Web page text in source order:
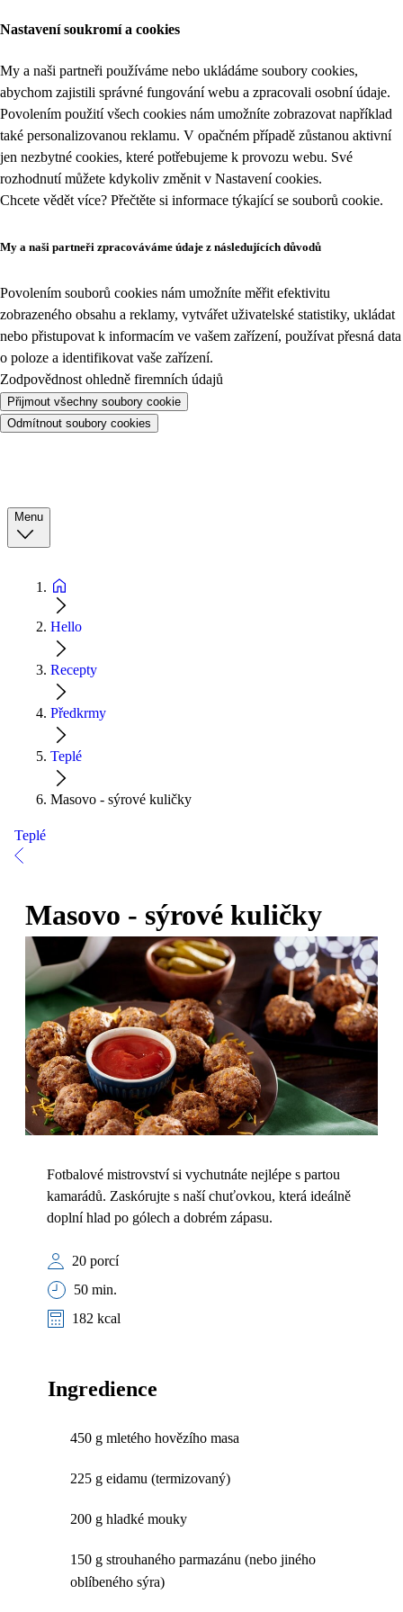
Nastavení soukromí a cookies
My a naši partneři používáme nebo ukládáme soubory cookies,
abychom zajistili správné fungování webu a zpracovali osobní údaje.
Povolením použití všech cookies nám umožníte zobrazovat například
také personalizovanou reklamu. V opačném případě zůstanou aktivní
jen nezbytné cookies, které potřebujeme k provozu webu. Své
rozhodnutí můžete kdykoliv změnit v Nastavení cookies.
Chcete vědět více? Přečtěte si informace týkající se souborů cookie.
My a naši partneři zpracováváme údaje z následujících důvodů
Povolením souborů cookies nám umožníte měřit efektivitu
zobrazeného obsahu a reklamy, vytvářet uživatelské statistiky, ukládat
nebo přistupovat k informacím ve vašem zařízení, používat přesná data
o poloze a identifikovat vaše zařízení.
Zodpovědnost ohledně firemních údajů
Přijmout všechny soubory cookie
Odmítnout soubory cookies
Menu
Hello
Recepty
Předkrmy
Teplé
Masovo - sýrové kuličky
Teplé
Masovo - sýrové kuličky
Fotbalové mistrovství si vychutnáte nejlépe s partou
kamarádů. Zaskórujte s naší chuťovkou, která ideálně
doplní hlad po gólech a dobrém zápasu.
20 porcí
50 min.
182 kcal
Ingredience
450 g mletého hovězího masa
225 g eidamu (termizovaný)
200 g hladké mouky
150 g strouhaného parmazánu (nebo jiného
oblíbeného sýra)